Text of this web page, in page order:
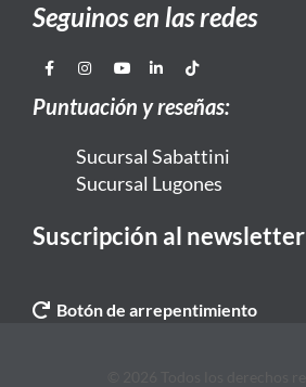
Seguinos en las redes
Puntuación y reseñas:
Sucursal Sabattini
Sucursal Lugones
Suscripción al newsletter
Botón de arrepentimiento